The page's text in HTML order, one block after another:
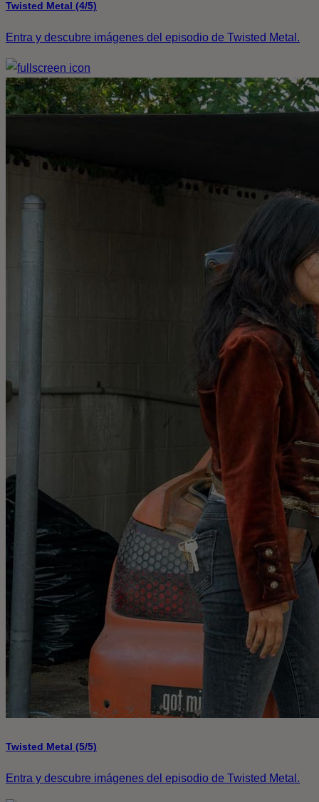
Twisted Metal (4/5)
Entra y descubre imágenes del episodio de Twisted Metal.
Twisted Metal (5/5)
Entra y descubre imágenes del episodio de Twisted Metal.